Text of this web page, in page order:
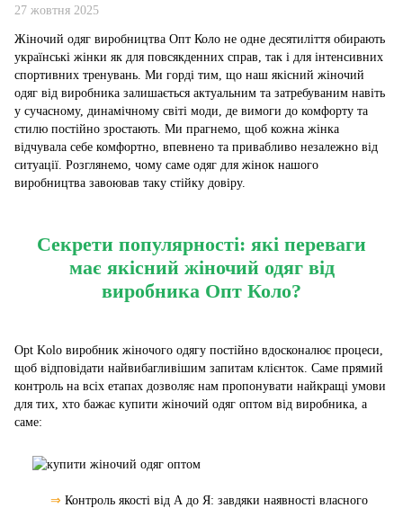
27 жовтня 2025
Жіночий одяг виробництва Опт Коло не одне десятиліття обирають
українські жінки як для повсякденних справ, так і для інтенсивних
спортивних тренувань. Ми горді тим, що наш якісний жіночий
одяг від виробника залишається актуальним та затребуваним навіть
у сучасному, динамічному світі моди, де вимоги до комфорту та
стилю постійно зростають. Ми прагнемо, щоб кожна жінка
відчувала себе комфортно, впевнено та привабливо незалежно від
ситуації. Розглянемо, чому саме одяг для жінок нашого
виробництва завоював таку стійку довіру.
Секрети популярності: які переваги
має якісний жіночий одяг від
виробника Опт Коло?
Opt Kolo виробник жіночого одягу постійно вдосконалює процеси,
щоб відповідати найвибагливішим запитам клієнток. Саме прямий
контроль на всіх етапах дозволяє нам пропонувати найкращі умови
для тих, хто бажає купити жіночий одяг оптом від виробника, а
саме:
⇒ Контроль якості від А до Я: завдяки наявності власного